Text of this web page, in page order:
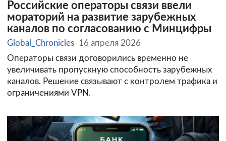
Российские операторы связи ввели
мораторий на развитие зарубежных
каналов по согласованию с Минцифры
Global_Chronicles 16 апреля 2026
Операторы связи договорились временно не
увеличивать пропускную способность зарубежных
каналов. Решение связывают с контролем трафика и
ограничениями VPN.